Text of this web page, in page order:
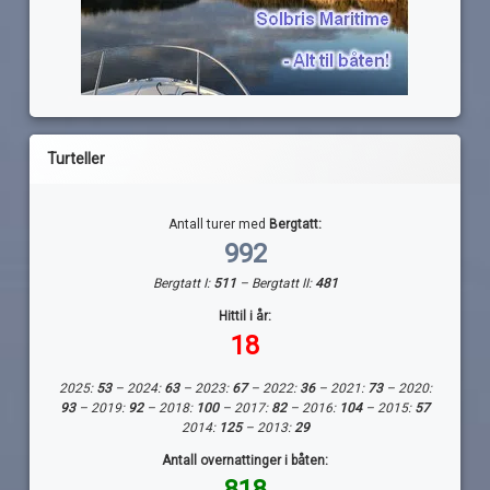
Turteller
Antall turer med Bergtatt:
992
Bergtatt I: 511 – Bergtatt II:481
Hittil i år:
18
2025: 53– 2024:63– 2023: 67– 2022: 36– 2021: 73– 2020:
93– 2019: 92– 2018: 100 – 2017: 82– 2016: 104– 2015: 57
2014: 125– 2013: 29
Antall overnattinger i båten: